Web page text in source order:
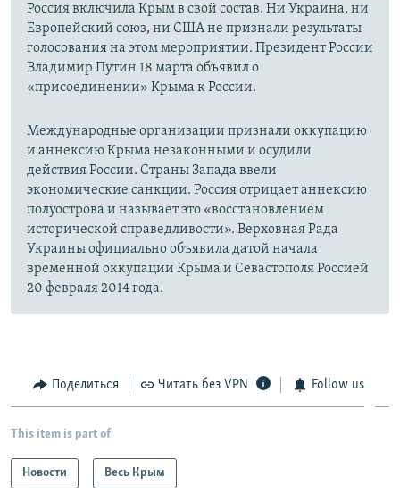
Россия включила Крым в свой состав. Ни Украина, ни
Европейский союз, ни США не признали результаты
голосования на этом мероприятии. Президент России
Владимир Путин 18 марта объявил о
«присоединении» Крыма к России.
Международные организации признали оккупацию
и аннексию Крыма незаконными и осудили
действия России. Страны Запада ввели
экономические санкции. Россия отрицает аннексию
полуострова и называет это «восстановлением
исторической справедливости». Верховная Рада
Украины официально объявила датой начала
временной оккупации Крыма и Севастополя Россией
20 февраля 2014 года.
Поделиться Читать без VPN Follow us
This item is part of
Новости Весь Крым